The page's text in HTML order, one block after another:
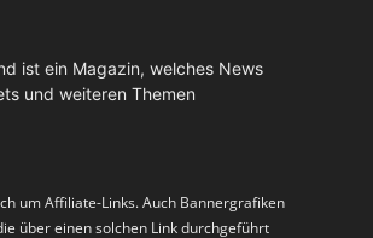
ist ein Magazin, welches News
und weiteren Themen
um Affiliate-Links. Auch Bannergrafiken
über einen solchen Link durchgeführt